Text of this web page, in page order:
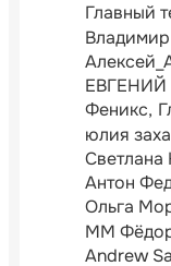
Главный
Феникс
юлия
Светлана
Антон
Ольга
ММ
Andrew